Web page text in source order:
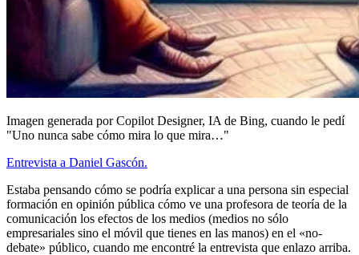
Imagen generada por Copilot Designer, IA de Bing, cuando le pedí
"Uno nunca sabe cómo mira lo que mira…"
Entrevista a Daniel Gascón.
Estaba pensando cómo se podría explicar a una persona sin especial
formación en opinión pública cómo ve una profesora de teoría de la
comunicación los efectos de los medios (medios no sólo
empresariales sino el móvil que tienes en las manos) en el «no-
debate» público, cuando me encontré la entrevista que enlazo arriba.